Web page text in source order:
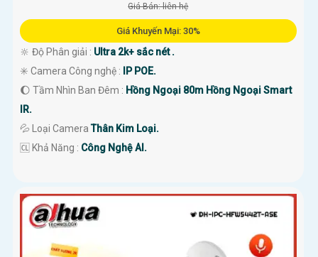
Giá Bán: liên hệ
Giá Khuyến Mại: 30%
🔆 Độ Phân giải : Ultra 2k+ sắc nét .
✳️ Camera Công nghệ :
IP POE.
🌔 Tầm Nhìn Ban Đêm : Hồng Ngoại 80m Hồng Ngoại Smart
IR.
💦 Loại CameraThân Kim Loại.
️🆑 Khả Năng : Công Nghệ AI.